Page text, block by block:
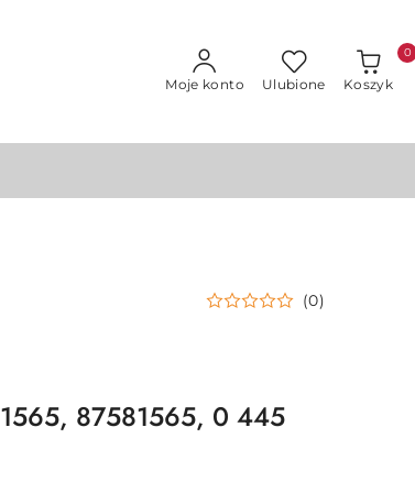
Moje konto Ulubione Koszyk
0
(0)
87581565, 0 445